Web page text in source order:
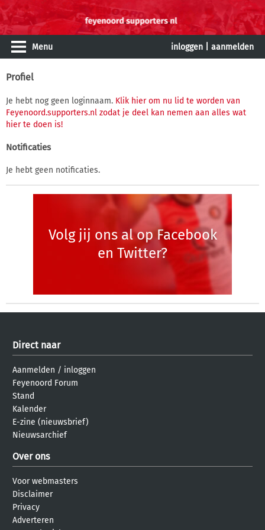
Menu inloggen aanmelden
Profiel
Je hebt nog geen loginnaam. Klik hier om nu lid te worden van
Feyenoord.supporters.nl zodat je deel kan nemen aan alles wat
hier te doen is!
Notificaties
Je hebt geen notificaties.
Volg jij ons al op Facebook
en Twitter?
Direct naar
Aanmelden / inloggen
Feyenoord Forum
Stand
Kalender
E-zine (nieuwsbrief)
Nieuwsarchief
Over ons
Voor webmasters
Disclaimer
Privacy
Adverteren